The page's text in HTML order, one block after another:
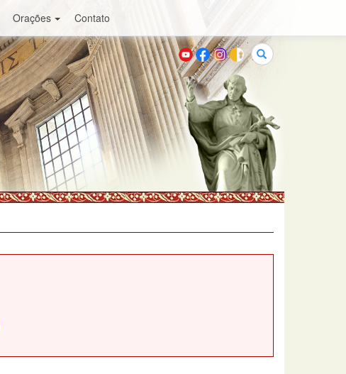
Orações Contato
Buscar